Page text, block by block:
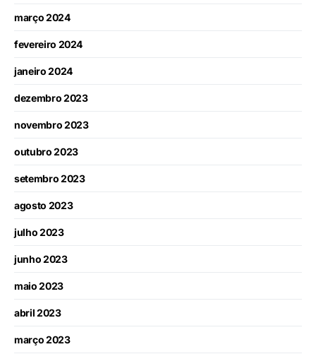
março 2024
fevereiro 2024
janeiro 2024
dezembro 2023
novembro 2023
outubro 2023
setembro 2023
agosto 2023
julho 2023
junho 2023
maio 2023
abril 2023
março 2023